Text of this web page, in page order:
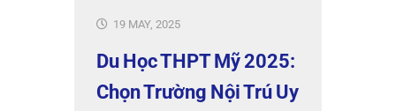
19 MAY, 2025
Du Học THPT Mỹ 2025:
Chọn Trường Nội Trú Uy